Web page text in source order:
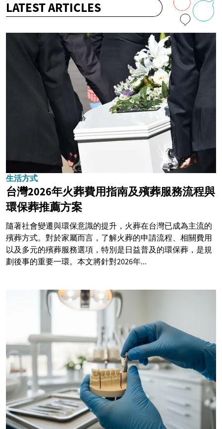
LATEST ARTICLES
生活方式
台灣2026年火葬費用指南及殯葬服務流程與
環保葬推薦方案
隨著社會變遷與環保意識的提升，火葬在台灣已成為主流的
殯葬方式。對於家屬而言，了解火葬的申請流程、相關費用
以及多元的殯葬服務選項，特別是日益普及的環保葬，是規
劃後事的重要一環。本文將針對2026年...